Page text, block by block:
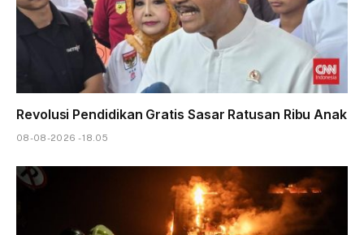
Revolusi Pendidikan Gratis Sasar Ratusan Ribu Anak
08-08-2026 - 18.05